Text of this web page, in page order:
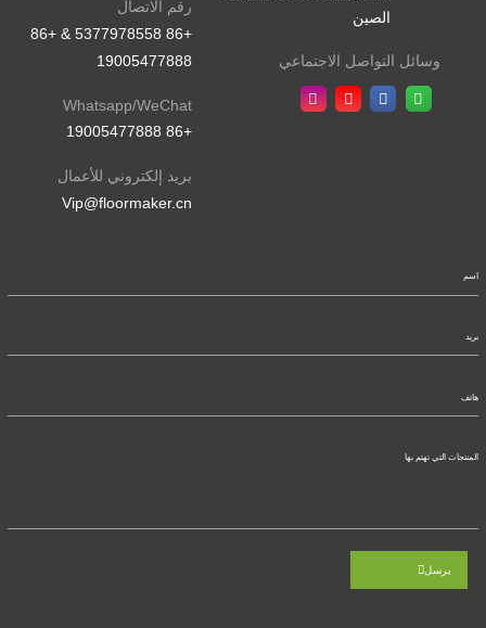
رقم الاتصال
+86 5377978558 & +86
19005477888
Whatsapp/WeChat
+86 19005477888
بريد إلكتروني للأعمال
Vip@floormaker.cn
الصين
وسائل التواصل الاجتماعي
يرسل